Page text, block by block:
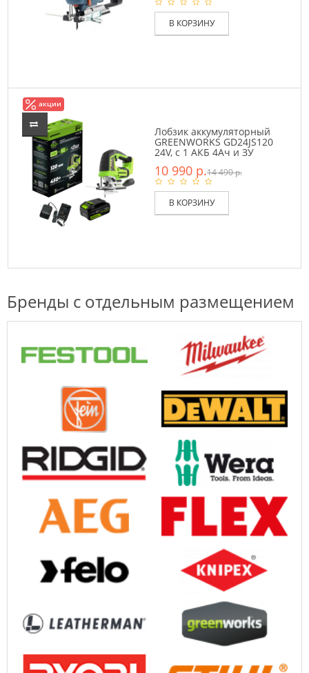
В КОРЗИНУ
акции
Лобзик аккумуляторный
GREENWORKS GD24JS120
24V, с 1 АКБ 4Ач и ЗУ
10 990 р.14 490 р.
В КОРЗИНУ
Бренды с отдельным размещением